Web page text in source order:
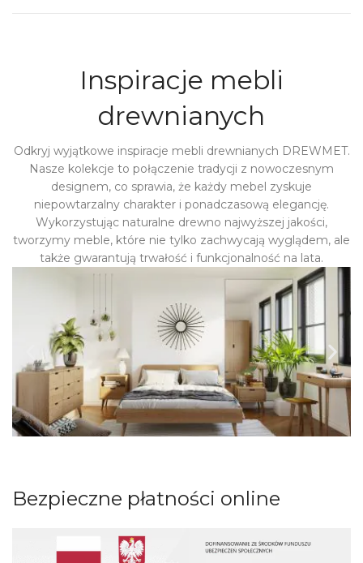
Inspiracje mebli
drewnianych
Odkryj wyjątkowe inspiracje mebli drewnianych DREWMET.
Nasze kolekcje to połączenie tradycji z nowoczesnym
designem, co sprawia, że każdy mebel zyskuje
niepowtarzalny charakter i ponadczasową elegancję.
Wykorzystując naturalne drewno najwyższej jakości,
tworzymy meble, które nie tylko zachwycają wyglądem, ale
także gwarantują trwałość i funkcjonalność na lata.
Bezpieczne płatności online